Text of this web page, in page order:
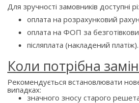
Для зручності замовників доступні
оплата на розрахунковий
оплата на ФОП за
післяплата (накладений платіж).
Коли потрібна
Рекомендується встановлювати
випадках:
значного зносу старого